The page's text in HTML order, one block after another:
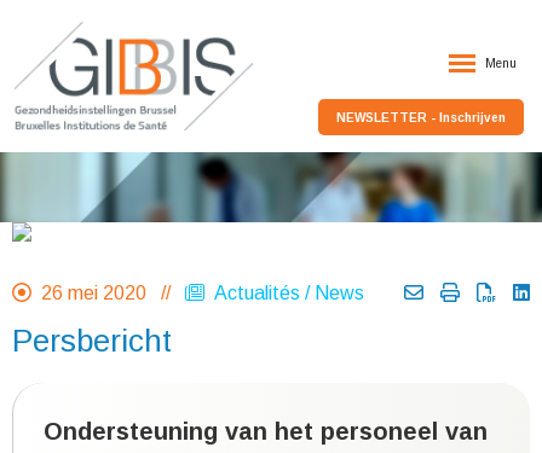
Menu
NEWSLETTER - Inschrijven
26 mei 2020 // Actualités / News
Persbericht
Ondersteuning van het personeel van